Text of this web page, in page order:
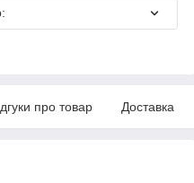
про товар Доставка